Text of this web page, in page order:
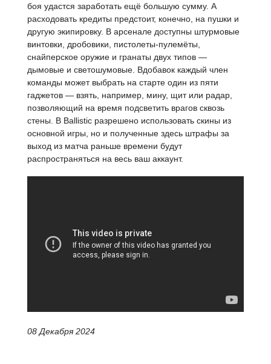
боя удастся заработать ещё большую сумму. А
расходовать кредиты предстоит, конечно, на пушки и
другую экипировку. В арсенале доступны штурмовые
винтовки, дробовики, пистолеты-пулемёты,
снайперское оружие и гранаты двух типов —
дымовые и светошумовые. Вдобавок каждый член
команды может выбрать на старте один из пяти
гаджетов — взять, например, мину, щит или радар,
позволяющий на время подсветить врагов сквозь
стены. В Ballistic разрешено использовать скины из
основной игры, но и полученные здесь штрафы за
выход из матча раньше времени будут
распространяться на весь ваш аккаунт.
08 Декабря 2024